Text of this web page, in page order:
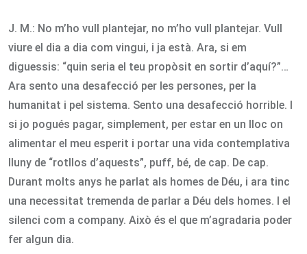
J. M.: No m’ho vull plantejar, no m’ho vull plantejar. Vull
viure el dia a dia com vingui, i ja està. Ara, si em
diguessis: “quin seria el teu propòsit en sortir d’aquí?”…
Ara sento una desafecció per les persones, per la
humanitat i pel sistema. Sento una desafecció horrible. I
si jo pogués pagar, simplement, per estar en un lloc on
alimentar el meu esperit i portar una vida contemplativa
lluny de “rotllos d’aquests”, puff, bé, de cap. De cap.
Durant molts anys he parlat als homes de Déu, i ara tinc
una necessitat tremenda de parlar a Déu dels homes. I el
silenci com a company. Això és el que m’agradaria poder
fer algun dia.